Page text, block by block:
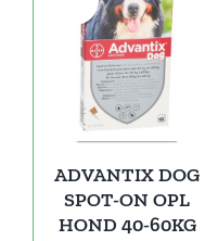
ADVANTIX DOG
SPOT-ON OPL
HOND 40-60KG